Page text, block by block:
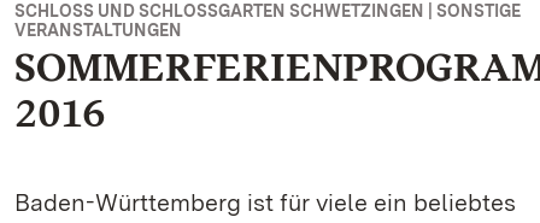
SCHLOSS UND SCHLOSSGARTEN SCHWETZINGEN | SONSTIGE
VERANSTALTUNGEN
2016
Baden-Württemberg ist für viele ein beliebtes